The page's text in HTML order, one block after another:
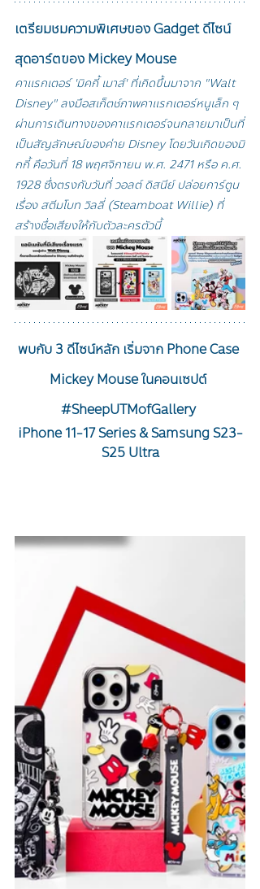
เตรียมชมความพิเศษของ Gadget ดีไซน์
สุดอาร์ตของ Mickey Mouse
คาแรกเตอร์ 'มิคกี้ เมาส์' ที่เกิดขึ้นมาจาก "Walt
Disney" ลงมือสเก็ตช์ภาพคาแรกเตอร์หนูเล็ก ๆ
ผ่านการเดินทางของคาแรกเตอร์จนกลายมาเป็นที่
เป็นสัญลักษณ์ของค่าย Disney โดยวันเกิดของมิ
กกี้ คือวันที่ 18 พฤศจิกายน พ.ศ. 2471 หรือ ค.ศ.
1928 ซึ่งตรงกับวันที่ วอลต์ ดิสนีย์ ปล่อยการ์ตูน
เรื่อง สตีมโบท วิลลี่ (Steamboat Willie) ที่
สร้างชื่อเสียงให้กับตัวละครตัวนี้
พบกับ 3 ดีไซน์หลัก เริ่มจาก Phone Case
Mickey Mouse ในคอนเซปต์
#SheepUTMofGallery
iPhone 11-17 Series & Samsung S23-
S25 Ultra